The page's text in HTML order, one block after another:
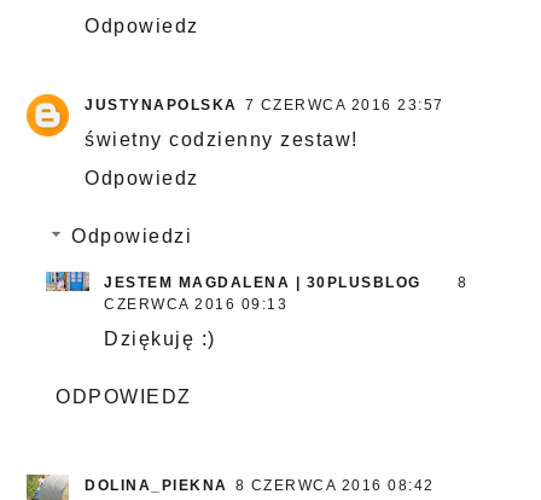
Odpowiedz
JUSTYNAPOLSKA 7 CZERWCA 2016 23:57
świetny codzienny zestaw!
Odpowiedz
Odpowiedzi
JESTEM MAGDALENA | 30PLUSBLOG
8
CZERWCA 2016 09:13
Dziękuję :)
ODPOWIEDZ
DOLINA_PIEKNA 8 CZERWCA 2016 08:42